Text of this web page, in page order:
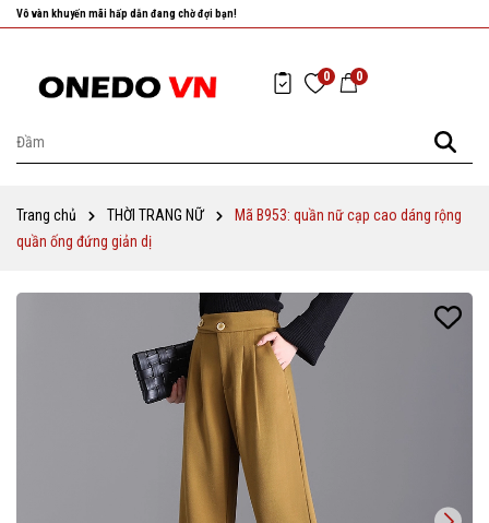
Nhanh tay chọn cho mình những sản phẩm ưng ý nhất!
0 0
Trang chủ THỜI TRANG NỮ
Mã B953: quần nữ cạp cao dáng rộng
quần ống đứng giản dị